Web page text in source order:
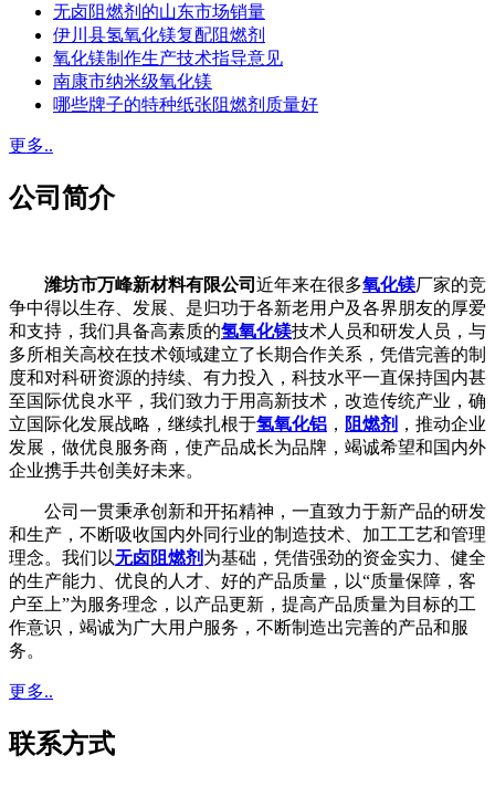
无卤阻燃剂的山东市场销量
伊川县氢氧化镁复配阻燃剂
氧化镁制作生产技术指导意见
南康市纳米级氧化镁
哪些牌子的特种纸张阻燃剂质量好
更多..
公司简介
潍坊市万峰新材料有限公司 近年来在很多氧化镁厂家的竞
争中得以生存、发展、是归功于各新老用户及各界朋友的厚爱
和支持，我们具备高素质的氢氧化镁技术人员和研发人员，与
多所相关高校在技术领域建立了长期合作关系，凭借完善的制
度和对科研资源的持续、有力投入，科技水平一直保持国内甚
至国际优良水平，我们致力于用高新技术，改造传统产业，确
立国际化发展战略，继续扎根于氢氧化铝 ， 阻燃剂 ，推动企业
发展，做优良服务商，使产品成长为品牌，竭诚希望和国内外
企业携手共创美好未来。
公司一贯秉承创新和开拓精神，一直致力于新产品的研发
和生产，不断吸收国内外同行业的制造技术、加工工艺和管理
理念。我们以无卤阻燃剂 为基础，凭借强劲的资金实力、健全
的生产能力、优良的人才、好的产品质量，以“质量保障，客
户至上”为服务理念，以产品更新，提高产品质量为目标的工
作意识，竭诚为广大用户服务，不断制造出完善的产品和服
务。
更多..
联系方式